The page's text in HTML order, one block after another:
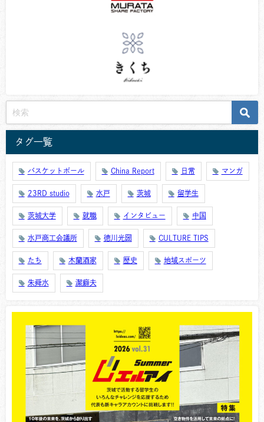
タグ一覧
バスケットボール China Report 日常 マンガ
23RD studio 水戸 茨城 留学生
茨城大学 就職 インタビュー 中国
水戸商工会議所 徳川光圀 CULTURE TIPS
たち 木蘭酒家 歴史 地域スポーツ
朱舜水 潔癖夫